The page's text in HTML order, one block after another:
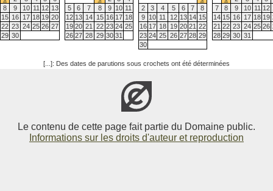
8 9 10 11 12 13
15 16 17 18 19 20
22 23 24 25 26 27
29 30
5
6 7 8 9 10 11
12 13 14 15 16 17 18
19 20 21 22 23 24 25
26 27 28 29 30 31
2
3 4 5 6 7
8
9 10 11 12 13 14 15
16 17 18 19 20 21 22
23 24 25 26 27 28 29
30
7
8 9 10 11 12
14 15 16 17 18 19
21 22 23 24 25 26
28 29 30 31
[...]: Des dates de parutions sous crochets ont été déterminées
Le contenu de cette page fait partie du Domaine public.
Informations sur les droits d'auteur et reproduction